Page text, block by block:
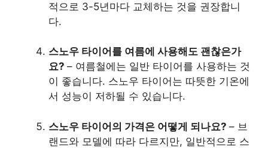
적으로 3-5년마다 교체하는 것을 권장합니
다.
스노우 타이어를 여름에 사용해도 괜찮은가
요? – 여름철에는 일반 타이어를 사용하는 것
이 좋습니다. 스노우 타이어는 따뜻한 기온에
서 성능이 저하될 수 있습니다.
스노우 타이어의 가격은 어떻게 되나요? – 브
랜드와 모델에 따라 다르지만, 일반적으로 스